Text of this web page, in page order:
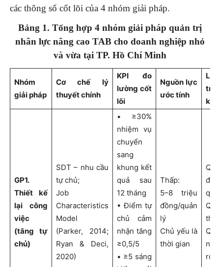
các thông số cốt lõi của 4 nhóm giải pháp.
Bảng 1. Tổng hợp 4 nhóm giải pháp quản trị
nhân lực nâng cao TAB cho doanh nghiệp nhỏ
và vừa tại TP. Hồ Chí Minh
Nhóm
giải pháp
Cơ chế
lý
thuyết chính
KPI đo
lường cốt
lõi
Nguồn lực
ước tính
Lộ
GP1.
Thiết kế
lại công
việc
(tăng tự
chủ)
SDT – nhu cầu
tự chủ;
Job
Characteristics
Model
(Parker, 2014;
Ryan & Deci,
2020)
• ≥30%
nhiệm vụ
chuyển
sang
khung kết
quả sau
12 tháng
• Điểm tự
chủ cảm
nhận tăng
≥0,5/5
• ≥5 sáng
Thấp:
5–8 triệu
đồng/quản
lý
Chủ yếu là
thời gian
thí